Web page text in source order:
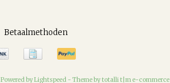
Betaalmethoden
Powered byLightspeed - Theme by totalli t|m e-commerce